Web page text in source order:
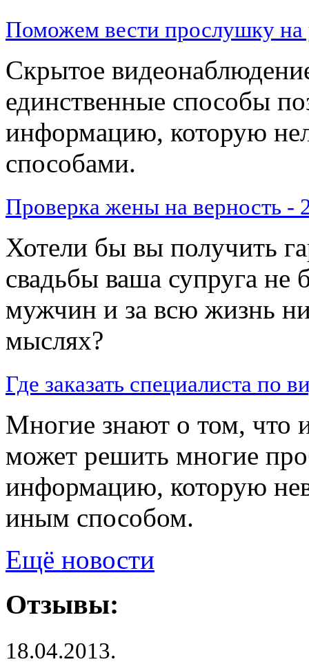
Поможем вести прослушку на
Скрытое
единственные способы
информацию, которую
способами.
Проверка жены на верность -
​Хотели бы вы получить
свадьбы ваша супруга не
мужчин и за всю жизнь
мыслях?
Где заказать специалиста по
Многие знают о том, что
может решить многие
информацию, которую
иным способом.
Ещё новости
Отзывы:
18.04.2013.